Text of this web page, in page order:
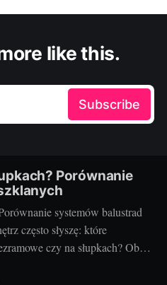
like this.
Subscribe
Porównanie
systemów balustrad
często słyszę: które
czy na słupkach? Oba
i podnieść wartość